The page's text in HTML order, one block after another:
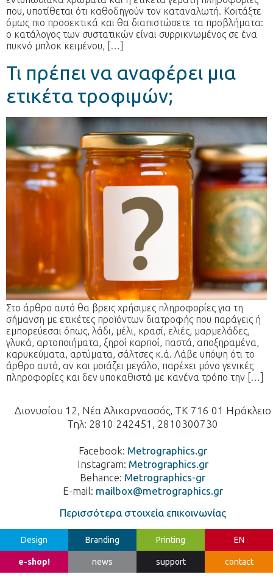
που, υποτίθεται ότι καθοδηγούν τον καταναλωτή. Κοιτάξτε
όμως πιο προσεκτικά και θα διαπιστώσετε τα προβλήματα:
ο κατάλογος των συστατικών είναι συρρικνωμένος σε ένα
πυκνό μπλοκ κειμένου, […]
Τι πρέπει να αναφέρει μια
ετικέτα τροφιμών;
Στο άρθρο αυτό θα βρεις χρήσιμες πληροφορίες για τη
σήμανση με ετικέτες προϊόντων διατροφής που παράγεις ή
εμπορεύεσαι όπως, λάδι, μέλι, κρασί, ελιές, μαρμελάδες,
γλυκά, αρτοποιήματα, ξηροί καρποί, παστά, αποξηραμένα,
καρυκεύματα, αρτύματα, σάλτσες κ.ά. Λάβε υπόψη ότι το
άρθρο αυτό, αν και μοιάζει μεγάλο, παρέχει μόνο γενικές
πληροφορίες και δεν υποκαθιστά με κανένα τρόπο την […]
Διονυσίου 12, Νέα Αλικαρνασσός, ΤΚ 716 01 Ηράκλειο
Τηλ: 2810 242451, 2810300730
Facebook: Metrographics.gr
Instagram: Metrographics.gr
Behance: Metrographics-gr
E-mail: mailbox@metrographics.gr
Περισσότερα στοιχεία επικοινωνίας
Design Branding Printing EN
e-shop! news support contact